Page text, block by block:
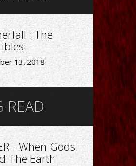
: The
13, 2018
READ
- When Gods
The Earth